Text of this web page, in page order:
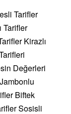
Tarifler
Tarifler
Kirazlı
Değerleri
Jambonlu
Biftek
Sosisli